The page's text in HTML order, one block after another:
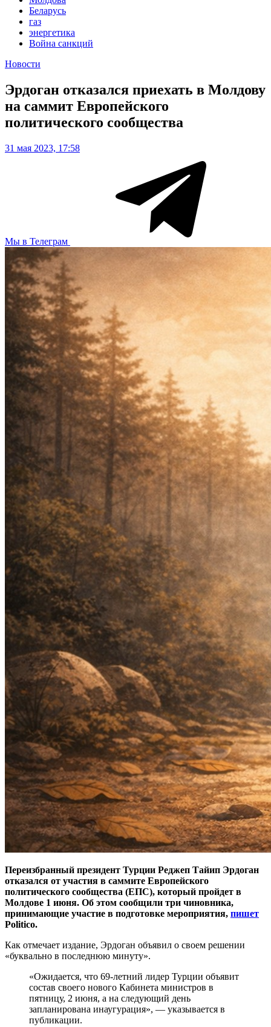
Беларусь
газ
энергетика
Война санкций
Новости
Эрдоган отказался приехать в Молдову
на саммит Европейского
политического сообщества
31 мая 2023, 17:58
Мы в Телеграм
Переизбранный президент Турции Реджеп Тайип Эрдоган
отказался от участия в саммите Европейского
политического сообщества (ЕПС), который пройдет в
Молдове 1 июня. Об этом сообщили три чиновника,
принимающие участие в подготовке мероприятия, пишет
Politico.
Как отмечает издание, Эрдоган объявил о своем решении
«буквально в последнюю минуту».
«Ожидается, что 69-летний лидер Турции объявит
состав своего нового Кабинета министров в
пятницу, 2 июня, а на следующий день
запланирована инаугурация», — указывается в
публикации.